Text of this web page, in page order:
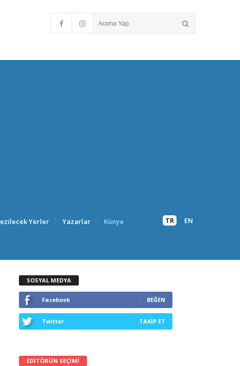
Yerler Yazarlar Künye TR EN
SOSYAL MEDYA
Facebook BEĞEN
Twitter TAKİP ET
EDİTÖRÜN SEÇİMİ